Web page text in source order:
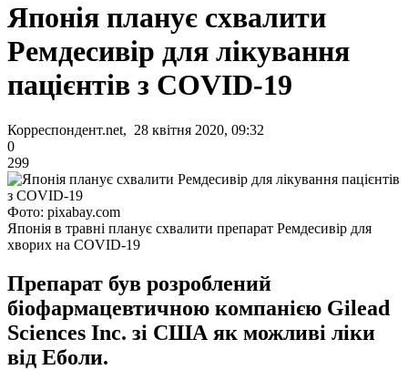
Японія планує схвалити
Ремдесивір для лікування
пацієнтів з COVID-19
Корреспондент.net, 28 квітня 2020, 09:32
0
299
Фото: pixabay.com
Японія в травні планує схвалити препарат Ремдесивір для
хворих на COVID-19
Препарат був розроблений
біофармацевтичною компанією Gilead
Sciences Inc. зі США як можливі ліки
від Еболи.